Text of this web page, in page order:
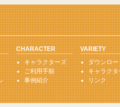
CHARACTER
キャラクターズ
ご利用手順
事例紹介
VARIETY
ダウンロ
キャラク
リンク